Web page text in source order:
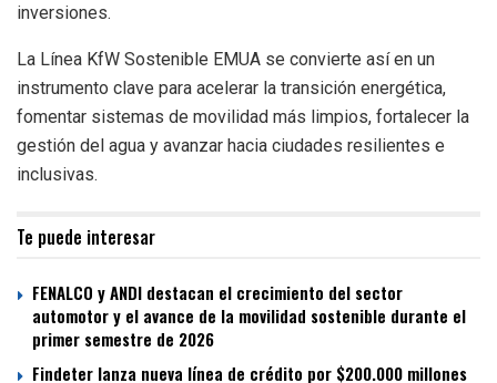
inversiones.
La Línea KfW Sostenible EMUA se convierte así en un
instrumento clave para acelerar la transición energética,
fomentar sistemas de movilidad más limpios, fortalecer la
gestión del agua y avanzar hacia ciudades resilientes e
inclusivas.
Te puede interesar
FENALCO y ANDI destacan el crecimiento del sector
automotor y el avance de la movilidad sostenible durante el
primer semestre de 2026
Findeter lanza nueva línea de crédito por $200.000 millones